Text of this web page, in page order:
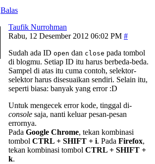
Balas
Taufik Nurrohman
Rabu, 12 Desember 2012 06:02 PM
Sudah ada ID open dan close pada tombol
di blogmu. Setiap ID itu harus berbeda-beda.
Sampel di atas itu cuma contoh, selektor-
selektor harus disesuaikan sendiri. Selain itu,
seperti biasa: banyak yang error :D
Untuk mengecek error kode, tinggal di-
console saja, nanti keluar pesan-pesan
errornya.
Pada Google Chrome, tekan kombinasi
tombol CTRL + SHIFT + i. Pada Firefox,
tekan kombinasi tombol CTRL + SHIFT +
k.